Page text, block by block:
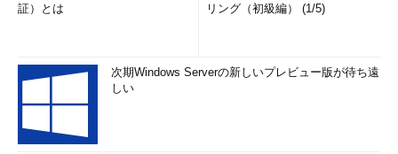
証）とは
リング（初級編） (1/5)
次期Windows Serverの新しいプレビュー版が待ち遠
しい